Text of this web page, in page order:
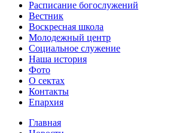
Расписание богослужений
Вестник
Воскресная школа
Молодежный центр
Социальное служение
Наша история
Фото
О сектах
Контакты
Епархия
Главная